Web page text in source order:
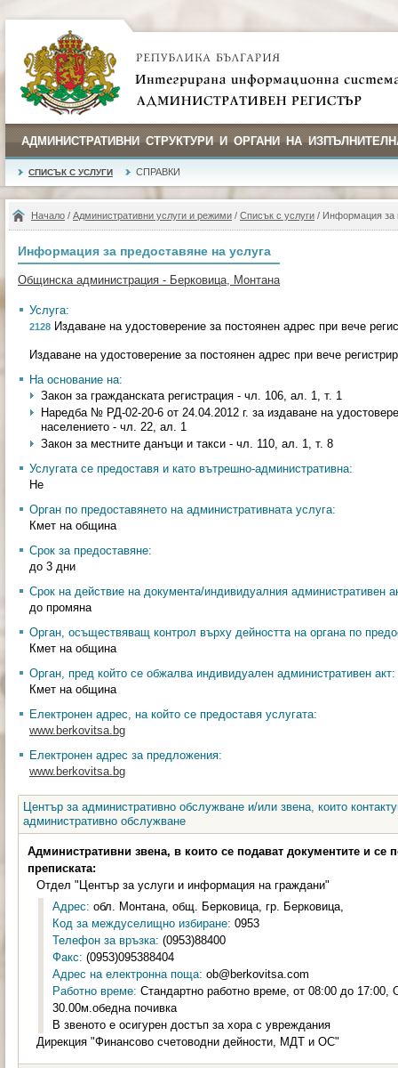
АДМИНИСТРАТИВНИ СТРУКТУРИ И ОРГАНИ НА
СПИСЪК С УСЛУГИ СПРАВКИ
Начало / Административни услуги и режими / Списък с услуги / Информация за
Информация за предоставяне на услуга
Общинска администрация - Берковица, Монтана
Услуга:
2128 Издаване на удостоверение за постоянен адрес при вече
Издаване на удостоверение за постоянен адрес при вече
На основание на:
Закон за гражданската регистрация - чл. 106, ал. 1, т. 1
Наредба № РД-02-20-6 от 24.04.2012 г. за издаване на
населението - чл. 22, ал. 1
Закон за местните данъци и такси - чл. 110, ал. 1, т. 8
Услугата се предоставя и като вътрешно-административна:
Не
Орган по предоставянето на административната услуга:
Кмет на община
Срок за предоставяне:
до 3 дни
Срок на действие на документа/индивидуалния административен
до промяна
Орган, осъществяващ контрол върху дейността на органа по
Кмет на община
Орган, пред който се обжалва индивидуален административен акт:
Кмет на община
Електронен адрес, на който се предоставя услугата:
www.berkovitsa.bg
Електронен адрес за предложения:
www.berkovitsa.bg
Център за административно обслужване и/или звена, които
административно обслужване
Административни звена, в които се подават документите и се
преписката:
Отдел "Център за услуги и информация на граждани"
Адрес: обл. Монтана, общ. Берковица, гр. Берковица,
Код за междуселищно избиране: 0953
Телефон за връзка: (0953)88400
Факс: (0953)095388404
Адрес на електронна поща: ob@berkovitsa.com
Работно време: Стандартно работно време, от 08:00 до 17:00,
30.00м.обедна почивка
В звеното е осигурен достъп за хора с увреждания
Дирекция "Финансово счетоводни дейности, МДТ и ОС"